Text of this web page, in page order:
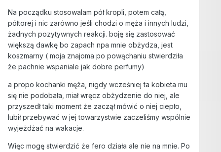
Na począdku stosowalam pół kropli, potem całą,
półtorej i nic zarówno jeśli chodzi o męża i innych ludzi,
żadnych pozytywnych reakcji. boję się zastosować
większą dawkę bo zapach npa mnie obżydza, jest
koszmarny ( moja znajoma po powąchaniu stwierdziła
że pachnie wspaniale jak dobre perfumy)
a propo kochanki męża, nigdy wcześniej ta kobieta mu
się nie podobała, miał wręcz obżydzenie do niej, ale
przyszedł taki moment że zaczął mówić o niej ciepło,
lubił przebywać w jej towarzystwie zaczeliśmy wspólnie
wyjeżdżać na wakacje.
Więc mogę stwierdzić że fero działa ale nie na mnie. Po